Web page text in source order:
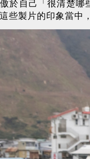
於自己「很清楚哪
些製片的印象當中